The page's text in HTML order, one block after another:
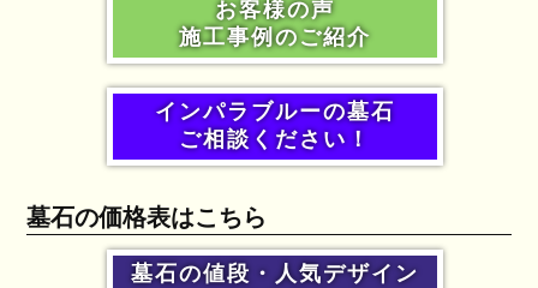
お客様の声
施工事例のご紹介
インパラブルーの墓石
ご相談ください！
墓石の価格表はこちら
墓石の値段・人気デザイン